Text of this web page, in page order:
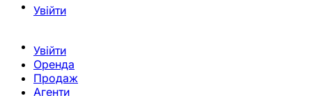
Увійти
Увійти
Оренда
Продаж
Агенти